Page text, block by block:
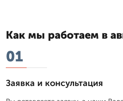
Как мы работаем в
01
Заявка и консультация